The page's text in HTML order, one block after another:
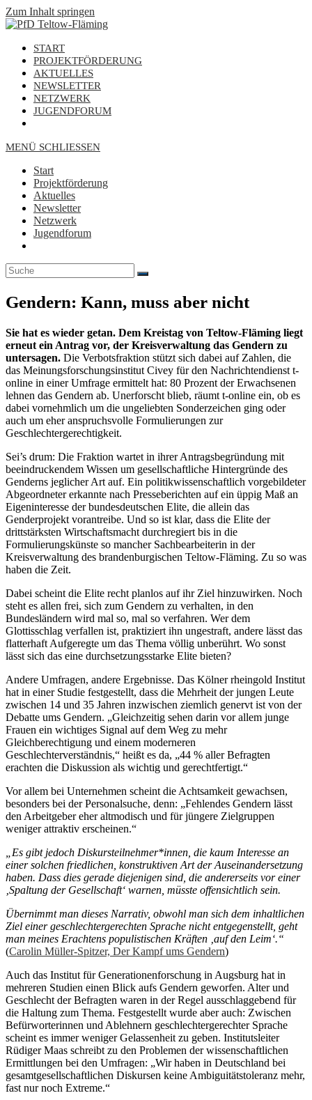
Zum Inhalt springen
START
PROJEKTFÖRDERUNG
AKTUELLES
NEWSLETTER
NETZWERK
JUGENDFORUM
MENÜ SCHLIESSEN
Start
Projektförderung
Aktuelles
Newsletter
Netzwerk
Jugendforum
Gendern: Kann, muss aber nicht
Sie hat es wieder getan. Dem Kreistag von Teltow-Fläming liegt
erneut ein Antrag vor, der Kreisverwaltung das Gendern zu
untersagen. Die Verbotsfraktion stützt sich dabei auf Zahlen, die
das Meinungsforschungsinstitut Civey für den Nachrichtendienst t-
online in einer Umfrage ermittelt hat: 80 Prozent der Erwachsenen
lehnen das Gendern ab. Unerforscht blieb, räumt t-online ein, ob es
dabei vornehmlich um die ungeliebten Sonderzeichen ging oder
auch um eher anspruchsvolle Formulierungen zur
Geschlechtergerechtigkeit.
Sei’s drum: Die Fraktion wartet in ihrer Antragsbegründung mit
beeindruckendem Wissen um gesellschaftliche Hintergründe des
Genderns jeglicher Art auf. Ein politikwissenschaftlich vorgebildeter
Abgeordneter erkannte nach Presseberichten auf ein üppig Maß an
Eigeninteresse der bundesdeutschen Elite, die allein das
Genderprojekt vorantreibe. Und so ist klar, dass die Elite der
drittstärksten Wirtschaftsmacht durchregiert bis in die
Formulierungskünste so mancher Sachbearbeiterin in der
Kreisverwaltung des brandenburgischen Teltow-Fläming. Zu so was
haben die Zeit.
Dabei scheint die Elite recht planlos auf ihr Ziel hinzuwirken. Noch
steht es allen frei, sich zum Gendern zu verhalten, in den
Bundesländern wird mal so, mal so verfahren. Wer dem
Glottisschlag verfallen ist, praktiziert ihn ungestraft, andere lässt das
flatterhaft Aufgeregte um das Thema völlig unberührt. Wo sonst
lässt sich das eine durchsetzungsstarke Elite bieten?
Andere Umfragen, andere Ergebnisse. Das Kölner rheingold Institut
hat in einer Studie festgestellt, dass die Mehrheit der jungen Leute
zwischen 14 und 35 Jahren inzwischen ziemlich genervt ist von der
Debatte ums Gendern. „Gleichzeitig sehen darin vor allem junge
Frauen ein wichtiges Signal auf dem Weg zu mehr
Gleichberechtigung und einem moderneren
Geschlechterverständnis,“ heißt es da, „44 % aller Befragten
erachten die Diskussion als wichtig und gerechtfertigt.“
Vor allem bei Unternehmen scheint die Achtsamkeit gewachsen,
besonders bei der Personalsuche, denn: „Fehlendes Gendern lässt
den Arbeitgeber eher altmodisch und für jüngere Zielgruppen
weniger attraktiv erscheinen.“
„Es gibt jedoch Diskursteilnehmer*innen, die kaum Interesse an
einer solchen friedlichen, konstruktiven Art der Auseinandersetzung
haben. Dass dies gerade diejenigen sind, die andererseits vor einer
‚Spaltung der Gesellschaft‘ warnen, müsste offensichtlich sein.
Übernimmt man dieses Narrativ, obwohl man sich dem inhaltlichen
Ziel einer geschlechtergerechten Sprache nicht entgegenstellt, geht
man meines Erachtens populistischen Kräften ‚auf den Leim‘.“
(Carolin Müller-Spitzer, Der Kampf ums Gendern)
Auch das Institut für Generationenforschung in Augsburg hat in
mehreren Studien einen Blick aufs Gendern geworfen. Alter und
Geschlecht der Befragten waren in der Regel ausschlaggebend für
die Haltung zum Thema. Festgestellt wurde aber auch: Zwischen
Befürworterinnen und Ablehnern geschlechtergerechter Sprache
scheint es immer weniger Gelassenheit zu geben. Institutsleiter
Rüdiger Maas schreibt zu den Problemen der wissenschaftlichen
Ermittlungen bei den Umfragen: „Wir haben in Deutschland bei
gesamtgesellschaftlichen Diskursen keine Ambiguitätstoleranz mehr,
fast nur noch Extreme.“